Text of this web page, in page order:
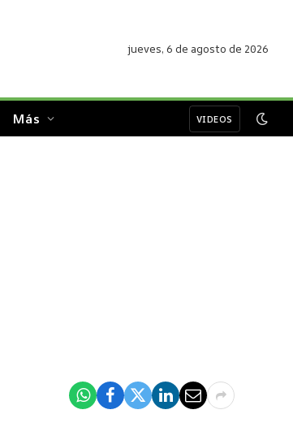
jueves, 6 de agosto de 2026
Más VIDEOS